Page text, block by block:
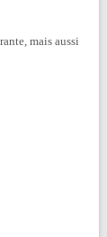
mais aussi